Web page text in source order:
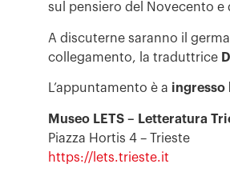
sul pensiero del Novecento e
A discuterne saranno il
collegamento, la traduttrice
L’appuntamento è a ingresso
Museo LETS – Letteratura
Piazza Hortis 4 – Trieste
https://lets.trieste.it